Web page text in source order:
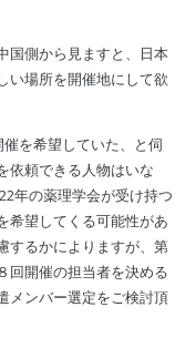
国側から見ますと、日本
い場所を開催地にして欲
を希望していた、と伺
依頼できる人物はいな
年の薬理学会が受け持つ
希望してくる可能性があ
するかによりますが、第
回開催の担当者を決める
メンバー選定をご検討頂